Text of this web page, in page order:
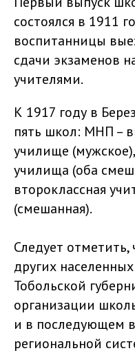
состоялся в 1911
воспитанницы
сдачи экзаменов
учителями.
К 1917 году в
пять школ: МНП –
училище
училища (оба
второклассная
(смешанная).
Следует
других
Тобольской
организации
и в последующем
региональной